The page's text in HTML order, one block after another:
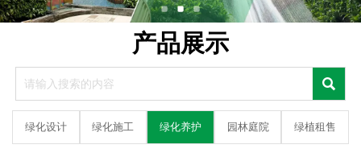
产品展示

绿化设计 绿化施工 绿化养护 园林庭院 绿植租售